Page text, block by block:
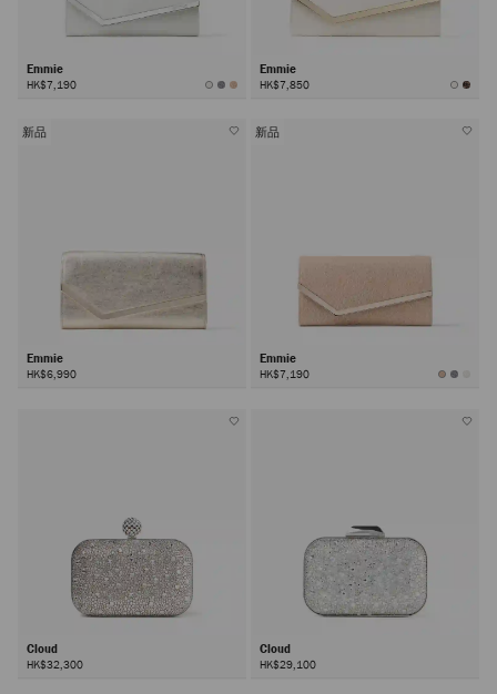
Emmie
HK$7,190
Emmie
HK$7,850
新品
Emmie
HK$6,990
新品
Emmie
HK$7,190
Cloud
HK$32,300
Cloud
HK$29,100